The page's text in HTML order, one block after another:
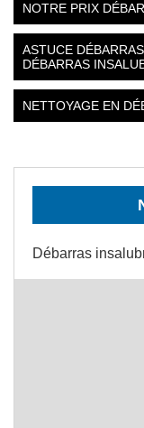
NOTRE PRIX
ASTUCE
DÉBARRAS
NETTOYAGE EN
Débarras